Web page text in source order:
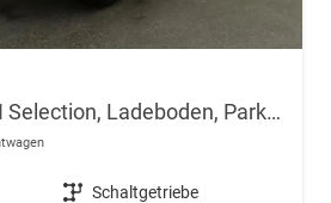
Selection 1.0 TSI Selection, Ladeboden, Park, Winterpaket, SmartLink, 4-J Garantie
Getriebe Schaltgetriebe